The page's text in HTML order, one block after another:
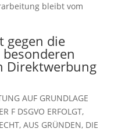
bleibt vom
gegen die
Direktwerbung
AUF GRUNDLAGE
F DSGVO ERFOLGT,
AUS GRÜNDEN, DIE